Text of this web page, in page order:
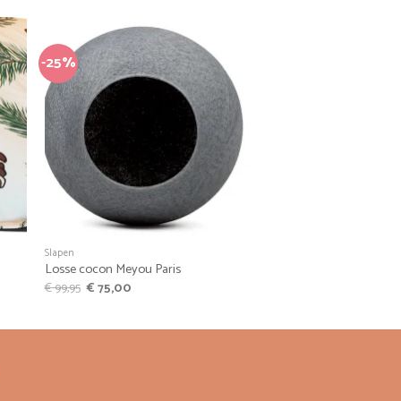
-25%
Slapen
Losse cocon Meyou Paris
€99,95 Oorspronkelijke
prijs
€ 99,95.
€75,00Huidige
€ 75,00.